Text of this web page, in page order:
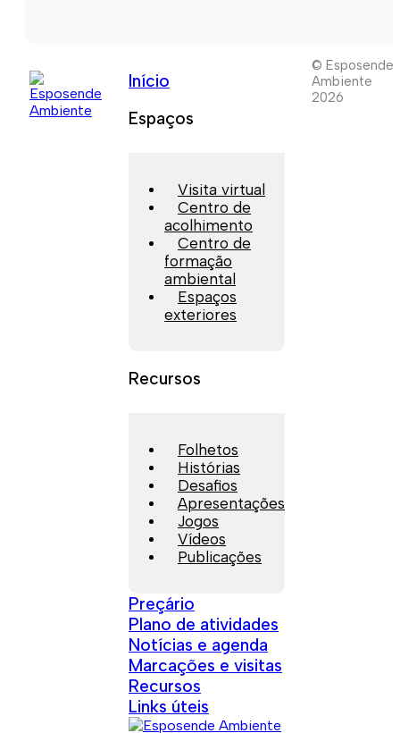
Início
Espaços
Visita virtual
Centro de
acolhimento
Centro de
formação
ambiental
Espaços
exteriores
Recursos
Folhetos
Histórias
Desafios
Apresentações
Jogos
Vídeos
Publicações
Preçário
Plano de atividades
Notícias e agenda
Marcações e visitas
Recursos
Links úteis
© Esposende
Ambiente
2026